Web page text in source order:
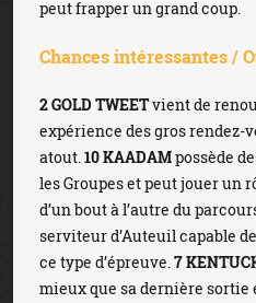
peut frapper un grand coup.
Chances intéressantes /
2 GOLD TWEETvient de
expérience des gros
atout.10 KAADAMpossède
les Groupes et peut jouer un
d’un bout à l’autre du
serviteur d’Auteuil capable
ce type d’épreuve.7
mieux que sa dernière sortie